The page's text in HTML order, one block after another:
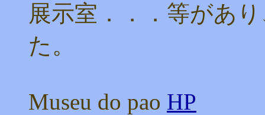
展示室．．．等があ
た。
Museu do pao HP